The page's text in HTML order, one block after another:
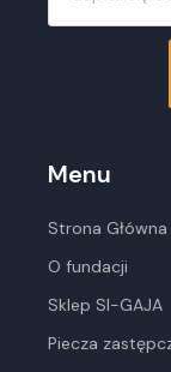
Menu
Strona Główna
O fundacji
Sklep SI-GAJA
Piecza